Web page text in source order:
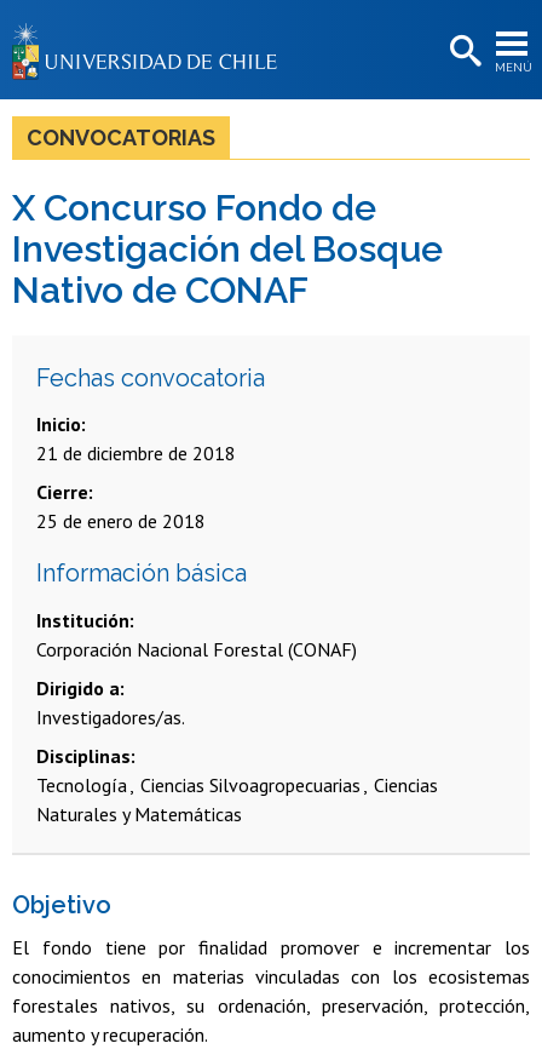
MENÚ
BIBLIOTECAS
LA UNIVERSIDAD
Estudiantes
Egresadas/os
CONVOCATORIAS
X Concurso Fondo de
Investigación del Bosque
Nativo de CONAF
Fechas convocatoria
Inicio
21 de diciembre de 2018
Cierre
25 de enero de 2018
Información básica
Institución
Corporación Nacional Forestal (CONAF)
Dirigido a
Investigadores/as.
Disciplinas
Tecnología Ciencias Silvoagropecuarias Ciencias
Naturales y Matemáticas
Objetivo
El fondo tiene por finalidad promover e incrementar los
conocimientos en materias vinculadas con los ecosistemas
forestales nativos, su ordenación, preservación, protección,
aumento y recuperación.